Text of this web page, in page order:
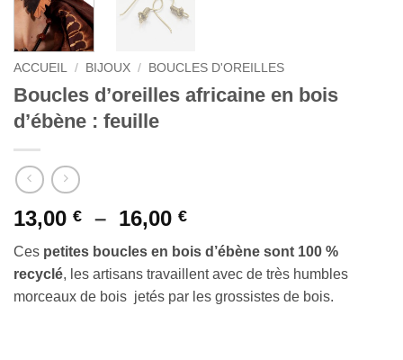
ACCUEIL / BIJOUX / BOUCLES D'OREILLES
Boucles d’oreilles africaine en bois
d’ébène : feuille
13,00 € – 16,00 €Plage
de
prix :
13,00 €
à
Ces petites boucles en bois d’ébène sont 100 %
recyclé, les artisans travaillent avec de très humbles
morceaux de bois jetés par les grossistes de bois.